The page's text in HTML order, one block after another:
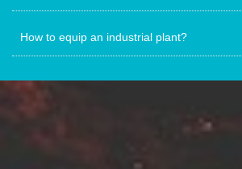
How to equip an industrial plant?